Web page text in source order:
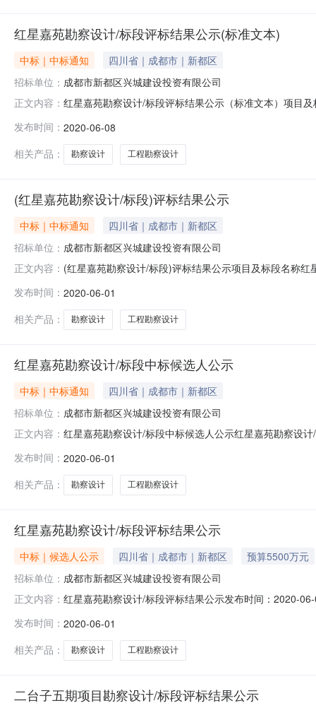
红星嘉苑勘察设计/标段评标结果公示(标准文本)
中标｜中标通知
四川省｜成都市｜新都区
招标单位： 成都市新都区兴城建设投资有限公司
正文内容： 红星嘉苑勘察设计/标段评标结果公示（标准文本）项目
20200528-09:30:00公示期2020年06月01日~2020年06
发布时间： 2020-06-08
相关产品：
勘察设计 工程勘察设计
(红星嘉苑勘察设计/标段)评标结果公示
中标｜中标通知
四川省｜成都市｜新都区
招标单位： 成都市新都区兴城建设投资有限公司
正文内容： (红星嘉苑勘察设计/标段)评标结果公示项目及标段名称
09:30:00公示期2020年06月01日~2020年06月04日投标
发布时间： 2020-06-01
相关产品：
勘察设计 工程勘察设计
红星嘉苑勘察设计/标段中标候选人公示
中标｜中标通知
四川省｜成都市｜新都区
招标单位： 成都市新都区兴城建设投资有限公司
正文内容： 红星嘉苑勘察设计/标段中标候选人公示红星嘉苑勘察设
83226253开标地点新都区分中心开标时间20200528-
发布时间： 2020-06-01
相关产品：
勘察设计 工程勘察设计
红星嘉苑勘察设计/标段评标结果公示
中标｜候选人公示 四川省｜成都市｜新都区
预算5500万元
招标单位： 成都市新都区兴城建设投资有限公司
正文内容： 红星嘉苑勘察设计/标段评标结果公示发布时间：2020-
限公司项目业主联系电话028-60322321招标人成都市新
发布时间： 2020-06-01
相关产品：
勘察设计 工程勘察设计
二台子五期项目勘察设计/标段评标结果公示